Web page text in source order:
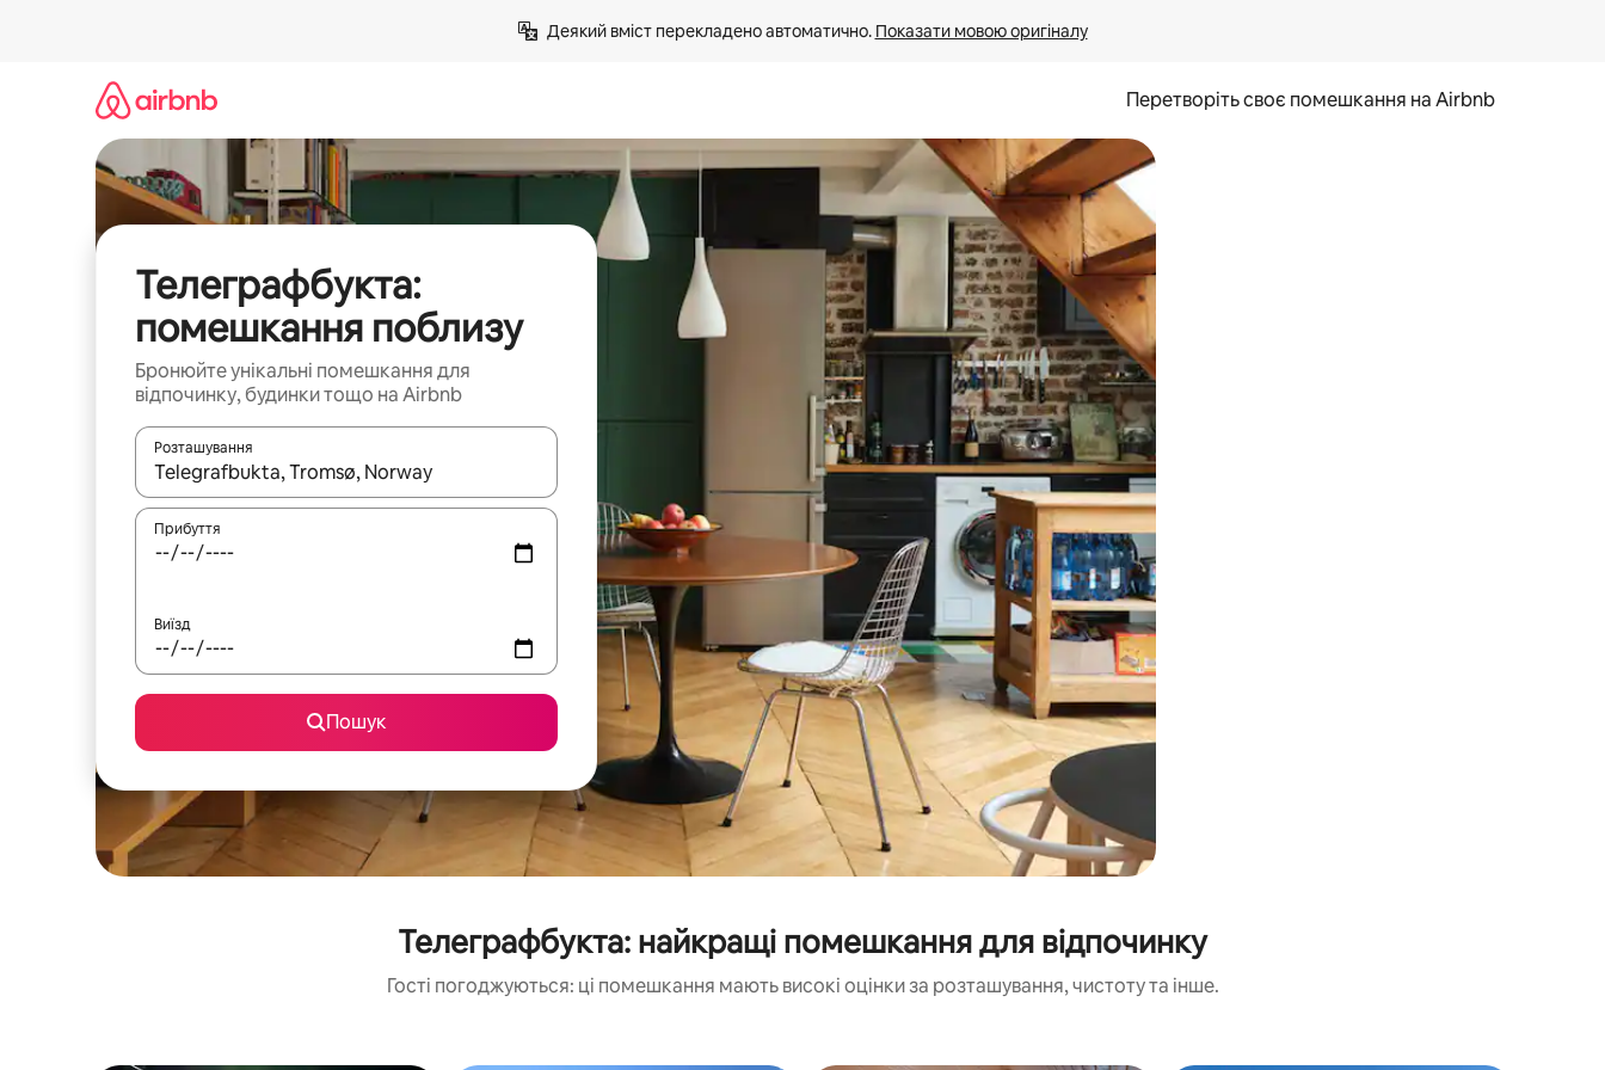
Деякий вміст перекладено автоматично. Показати мовою оригіналу
Перетворіть своє помешкання на Airbnb
Телеграфбукта:
помешкання поблизу
Бронюйте унікальні помешкання для
відпочинку, будинки тощо на Airbnb
Розташування
Отримавши результати пошуку, використовуйте для навігації сторінкою клавіші зі стрілками вгору та вниз або жести дотику та гортання.
Прибуття
Виїзд
Пошук
Телеграфбукта: найкращі помешкання для відпочинку
Гості погоджуються: ці помешкання мають високі оцінки за розташування, чистоту та інше.